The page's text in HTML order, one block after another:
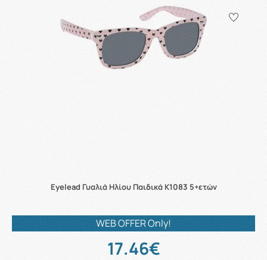
Eyelead Γυαλιά Ηλίου Παιδικά K1083 5+ετών
WEB OFFER Only!
17.46€